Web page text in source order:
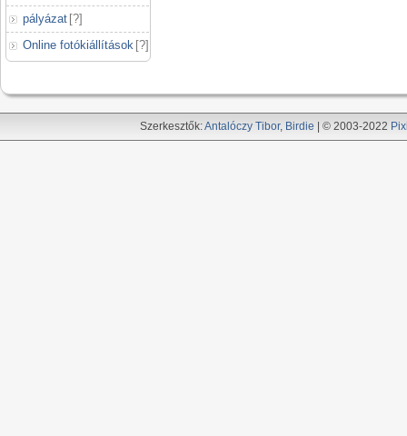
pályázat [?]
Online fotókiállítások [?]
Szerkesztők:Antalóczy Tibor, Birdie | © 2003-2022